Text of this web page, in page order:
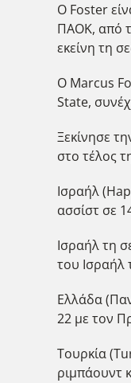
Ο Foster
ΠΑΟΚ, από
εκείνη τη
Ο Marcus
State,
Ξεκίνησε
στο τέλος
Ισραήλ
ασσίστ σε
Ισραήλ τη
του Ισραήλ
Ελλάδα
22 με τον
Τουρκία
ριμπάουντ